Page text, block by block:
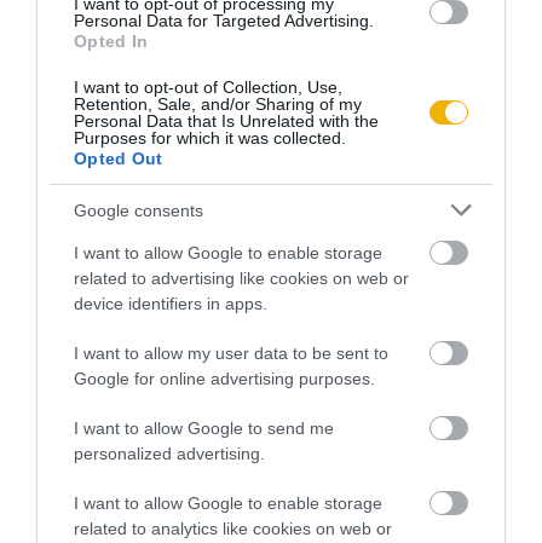
Personal Data for Targeted Advertising.
Opted In
I want to opt-out of Collection, Use,
Retention, Sale, and/or Sharing of my
Personal Data that Is Unrelated with the
Purposes for which it was collected.
Opted Out
Google consents
I want to allow Google to enable storage
related to advertising like cookies on web or
device identifiers in apps.
I want to allow my user data to be sent to
Google for online advertising purposes.
I want to allow Google to send me
personalized advertising.
I want to allow Google to enable storage
related to analytics like cookies on web or
szavazattal 168 ellenében. Cleveland nem tiltakozott,
pedig újra indult az elnökválasztáson, amit ezúttal Harrison
elnök ügyetlenségei, valamint a republikánus vámpolitika
népszerűtlensége miatt meg is nyert. Ő volt mindmáig az
egyetlen elnök, aki egy választási vereség után másodszor is
után Donald Trump lesz a második? Hamarosan
megtudhatjuk.
A 2000-es elnökválasztás
A republikánus George W. Bush a népi szavazatok kisebb
részét kapta meg, a demokrata Al Gore és a Zöld Párt
támogatásával induló Nader viszont közösen megszerezte a